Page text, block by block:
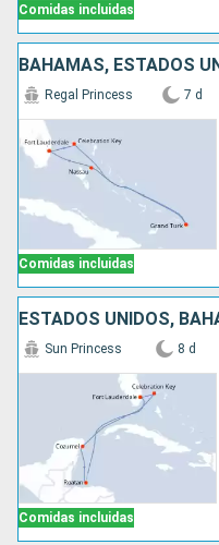
Comidas incluidas
BAHAMAS, ESTADOS
Comidas incluidas
Regal Princess 7 d
Comidas incluidas
Sun Princess 8 d